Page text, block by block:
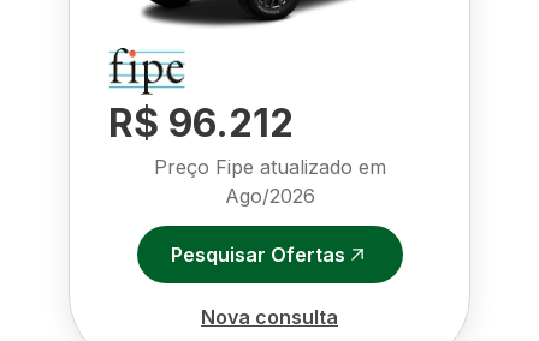
R$ 96.212
Preço Fipe atualizado em
Ago/2026
Pesquisar Ofertas
Nova consulta